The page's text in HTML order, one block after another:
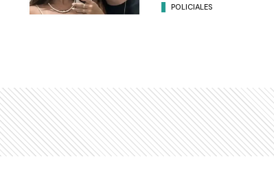
POLICIALES